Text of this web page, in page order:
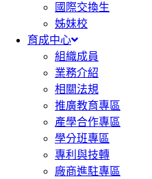
國際交換生
姊妹校
育成中心
組織成員
業務介紹
相關法規
推廣教育專區
產學合作專區
學分班專區
專利與技轉
廠商進駐專區